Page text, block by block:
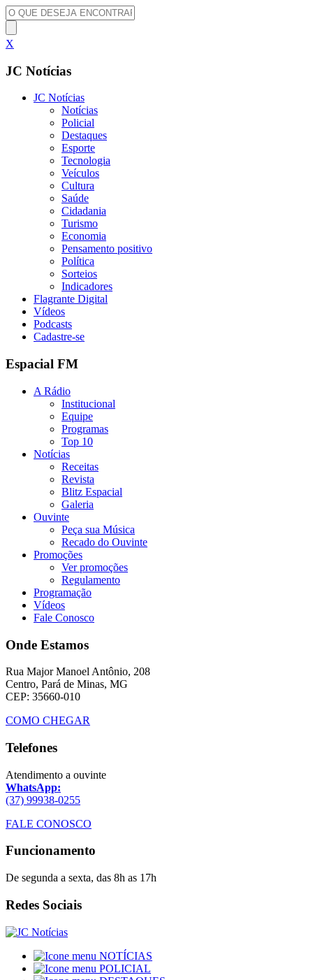
X
JC Notícias
JC Notícias
Notícias
Policial
Destaques
Esporte
Tecnologia
Veículos
Cultura
Saúde
Cidadania
Turismo
Economia
Pensamento positivo
Política
Sorteios
Indicadores
Flagrante Digital
Vídeos
Podcasts
Cadastre-se
Espacial FM
A Rádio
Institucional
Equipe
Programas
Top 10
Notícias
Receitas
Revista
Blitz Espacial
Galeria
Ouvinte
Peça sua Música
Recado do Ouvinte
Promoções
Ver promoções
Regulamento
Programação
Vídeos
Fale Conosco
Onde Estamos
Rua Major Manoel Antônio, 208
Centro, Pará de Minas, MG
CEP: 35660-010
COMO CHEGAR
Telefones
Atendimento a ouvinte
WhatsApp:
(37) 99938-0255
FALE CONOSCO
Funcionamento
De segunda a sexta, das 8h as 17h
Redes Sociais
NOTÍCIAS
POLICIAL